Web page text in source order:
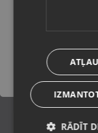
139.00 €
6.32€/mēn.
RĀDĪT